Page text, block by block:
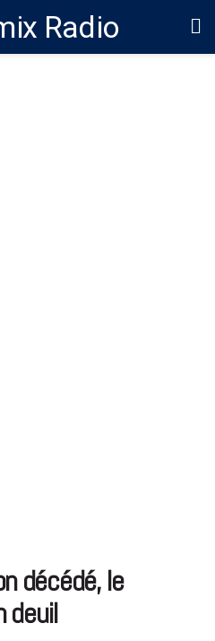
décédé, le
deuil